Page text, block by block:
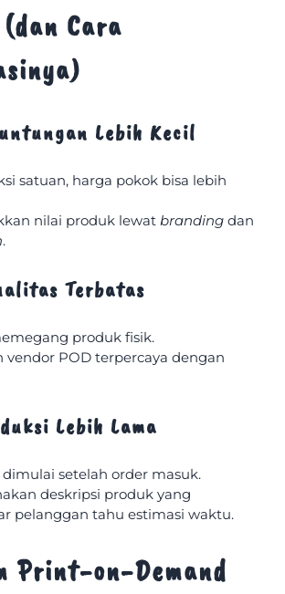
Cara
Lebih Kecil
satuan, harga pokok bisa lebih
nilai produk lewatbranding dan
.
Terbatas
produk fisik.
vendor POD terpercaya dengan
Lebih Lama
setelah order masuk.
deskripsi produk yang
pelanggan tahu estimasi waktu.
Print-on-Demand